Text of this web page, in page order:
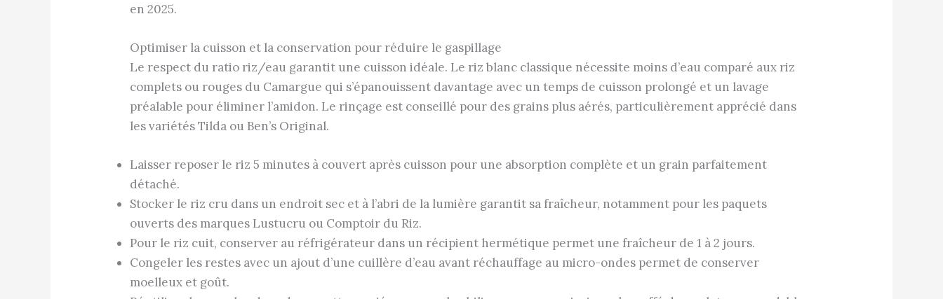
en 2025.
Optimiser la cuisson et la conservation pour réduire le gaspillage
Le respect du ratio riz/eau garantit une cuisson idéale. Le riz blanc classique nécessite moins d’eau comparé aux riz
complets ou rouges du Camargue qui s’épanouissent davantage avec un temps de cuisson prolongé et un lavage
préalable pour éliminer l’amidon. Le rinçage est conseillé pour des grains plus aérés, particulièrement apprécié dans
les variétés Tilda ou Ben’s Original.
Laisser reposer le riz 5 minutes à couvert après cuisson pour une absorption complète et un grain parfaitement
détaché.
Stocker le riz cru dans un endroit sec et à l’abri de la lumière garantit sa fraîcheur, notamment pour les paquets
ouverts des marques Lustucru ou Comptoir du Riz.
Pour le riz cuit, conserver au réfrigérateur dans un récipient hermétique permet une fraîcheur de 1 à 2 jours.
Congeler les restes avec un ajout d’une cuillère d’eau avant réchauffage au micro-ondes permet de conserver
moelleux et goût.